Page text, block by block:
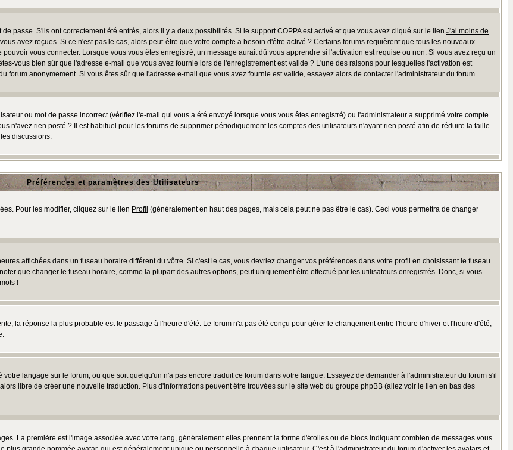
passe. S'ils ont correctement été entrés, alors il y a deux possibilités. Si le support COPPA est activé et que vous avez cliqué sur le lien J'ai moins de
avez reçues. Si ce n'est pas le cas, alors peut-être que votre compte a besoin d'être activé ? Certains forums requièrent que tous les nouveaux
vous connecter. Lorsque vous vous êtes enregistré, un message aurait dû vous apprendre si l'activation est requise ou non. Si vous avez reçu un
vous bien sûr que l'adresse e-mail que vous avez fournie lors de l'enregistrement est valide ? L'une des raisons pour lesquelles l'activation est
anonymement. Si vous êtes sûr que l'adresse e-mail que vous avez fournie est valide, essayez alors de contacter l'administrateur du forum.
ou mot de passe incorrect (vérifiez l'e-mail qui vous a été envoyé lorsque vous vous êtes enregistré) ou l'administrateur a supprimé votre compte
n'avez rien posté ? Il est habituel pour les forums de supprimer périodiquement les comptes des utilisateurs n'ayant rien posté afin de réduire la taille
discussions.
Préférences et paramètres des Utilisateurs
Pour les modifier, cliquez sur le lien Profil (généralement en haut des pages, mais cela peut ne pas être le cas). Ceci vous permettra de changer
affichées dans un fuseau horaire différent du vôtre. Si c'est le cas, vous devriez changer vos préférences dans votre profil en choisissant le fuseau
que changer le fuseau horaire, comme la plupart des autres options, peut uniquement être effectué par les utilisateurs enregistrés. Donc, si vous
!
la réponse la plus probable est le passage à l'heure d'été. Le forum n'a pas été conçu pour gérer le changement entre l'heure d'hiver et l'heure d'été;
langage sur le forum, ou que soit quelqu'un n'a pas encore traduit ce forum dans votre langue. Essayez de demander à l'administrateur du forum s'il
libre de créer une nouvelle traduction. Plus d'informations peuvent être trouvées sur le site web du groupe phpBB (allez voir le lien en bas des
La première est l'image associée avec votre rang, généralement elles prennent la forme d'étoiles ou de blocs indiquant combien de messages vous